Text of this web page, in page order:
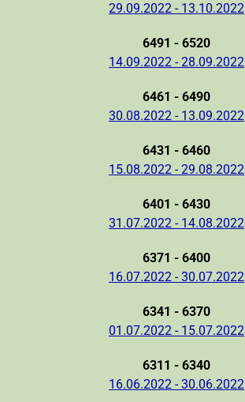
29.09.2022 - 13.10.2022
6491 - 6520
14.09.2022 - 28.09.2022
6461 - 6490
30.08.2022 - 13.09.2022
6431 - 6460
15.08.2022 - 29.08.2022
6401 - 6430
31.07.2022 - 14.08.2022
6371 - 6400
16.07.2022 - 30.07.2022
6341 - 6370
01.07.2022 - 15.07.2022
6311 - 6340
16.06.2022 - 30.06.2022